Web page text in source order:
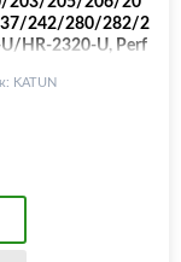
242/280/282/2
HR-2320-U, Perf
KATUN